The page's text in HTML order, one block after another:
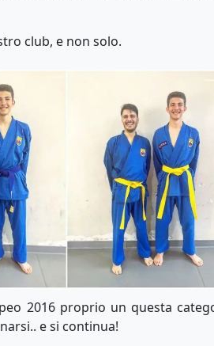
club, e non solo.
2016 proprio un questa
e si continua!